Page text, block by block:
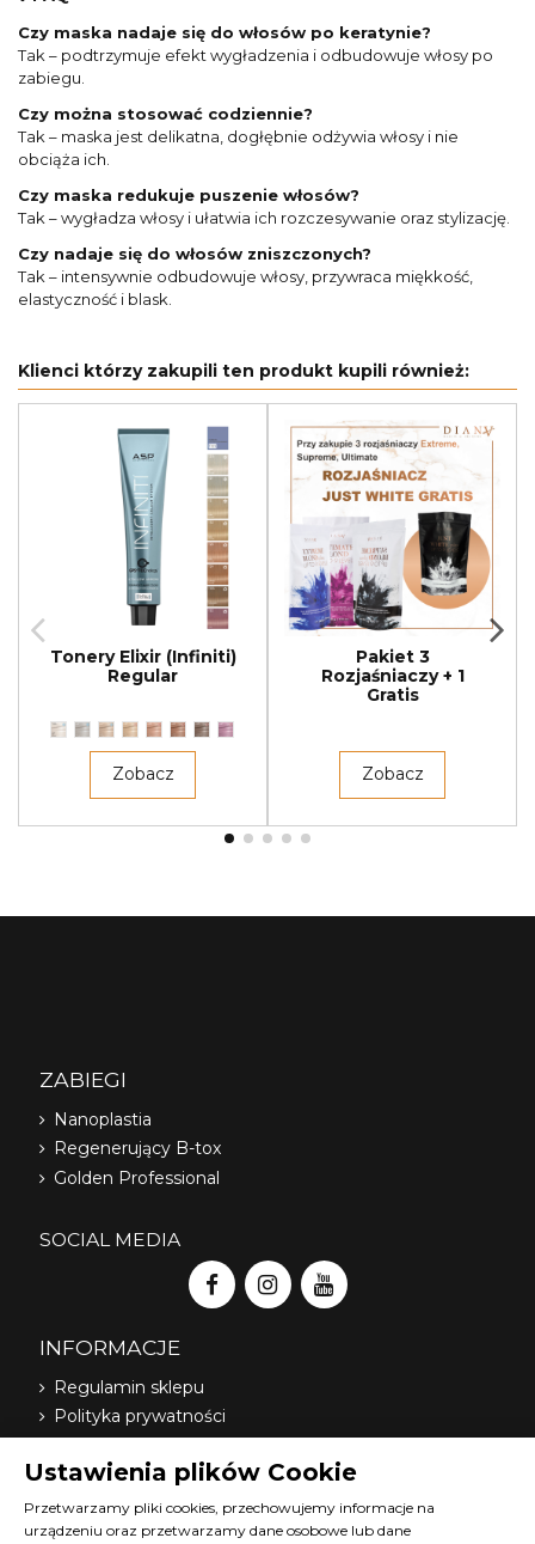
Czy maska nadaje się do włosów po keratynie?
Tak – podtrzymuje efekt wygładzenia i odbudowuje włosy po
zabiegu.
Czy można stosować codziennie?
Tak – maska jest delikatna, dogłębnie odżywia włosy i nie
obciąża ich.
Czy maska redukuje puszenie włosów?
Tak – wygładza włosy i ułatwia ich rozczesywanie oraz stylizację.
Czy nadaje się do włosów zniszczonych?
Tak – intensywnie odbudowuje włosy, przywraca miękkość,
elastyczność i blask.
Klienci którzy zakupili ten produkt kupili również:
Tonery Elixir (Infiniti)
Regular
Zobacz
Pakiet 3
Rozjaśniaczy + 1
Gratis
Zobacz
ZABIEGI
Nanoplastia
Regenerujący B-tox
Golden Professional
SOCIAL MEDIA
INFORMACJE
Regulamin sklepu
Polityka prywatności
Nasi dystrybutorzy
O nas
FAQ
Ustawienia plików Cookie
Przetwarzamy pliki cookies, przechowujemy informacje na
urządzeniu oraz przetwarzamy dane osobowe lub dane